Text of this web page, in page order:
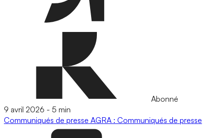
Abonné
9 avril 2026 - 5 min
Communiqués de presse AGRA : Communiqués de presse